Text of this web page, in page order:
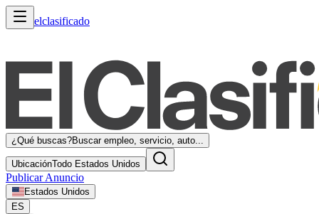
elclasificado
¿Qué buscas?Buscar empleo, servicio, auto...
UbicaciónTodo Estados Unidos
Publicar Anuncio
Estados Unidos
ES